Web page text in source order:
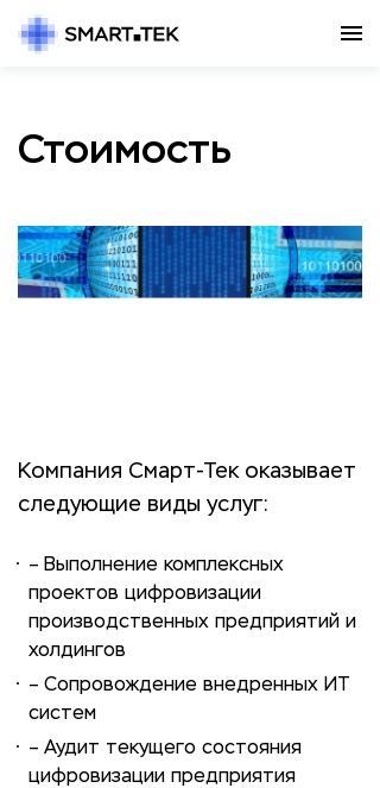
Стоимость
Компания Смарт-Тек оказывает
следующие виды услуг:
– Выполнение комплексных
проектов цифровизации
производственных предприятий и
холдингов
– Сопровождение внедренных ИТ
систем
– Аудит текущего состояния
цифровизации предприятия